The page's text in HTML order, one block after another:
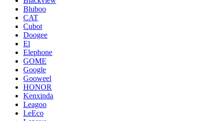
Bluboo
CAT
Cubot
Doogee
El
Elephone
GOME
Google
Gooweel
HONOR
Kenxinda
Leagoo
LeEco